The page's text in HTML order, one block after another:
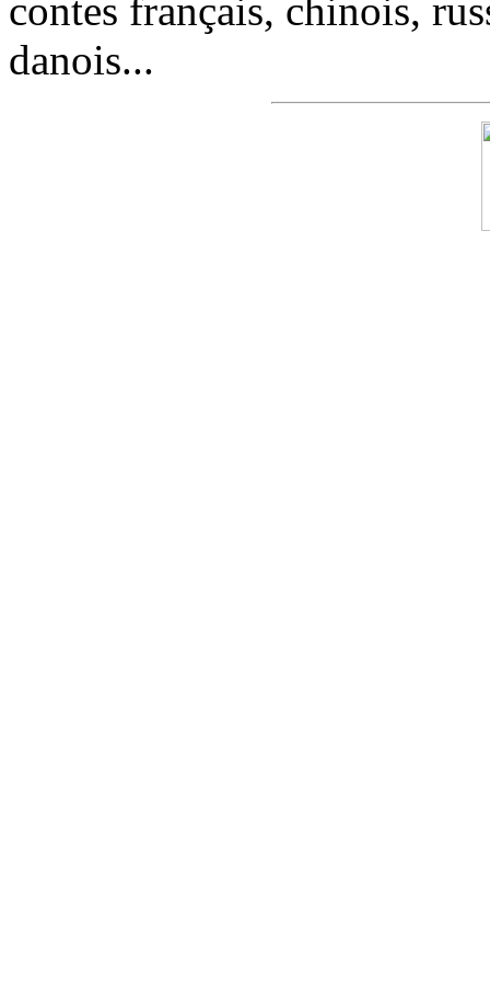
contes français, chinois,
danois...